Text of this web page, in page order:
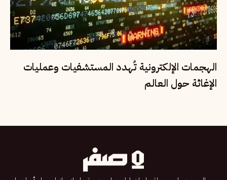
الهجمات الإلكترونية تُهدد المستشفيات وعمليات
الإغاثة حول العالم